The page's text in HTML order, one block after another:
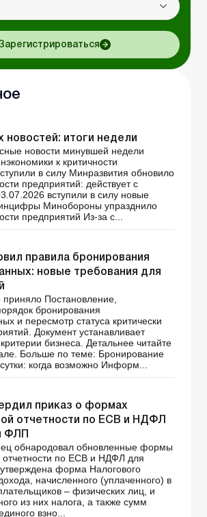
новостей: итоги недели
новости минувшей недели
к критичности
в силу Минразвития обновило
предприятий: действует с
вступили в силу новые
Минобороны упразднило
предприятий Из-за с...
правила бронирования
новые требования для
приняло Постановление,
бронирования
и пересмотр статуса критически
Документ устанавливает
бизнеса. Детальнее читайте
Больше по теме: Бронирование
когда возможно Информ...
приказ о формах
отчетности по ЕСВ и НДФЛ
ФЛП
обнародовал обновленные формы
по ЕСВ и НДФЛ для
форма Налогового
начисленного (уплаченного) в
– физических лиц, и
из них налога, а также сумм
взно...